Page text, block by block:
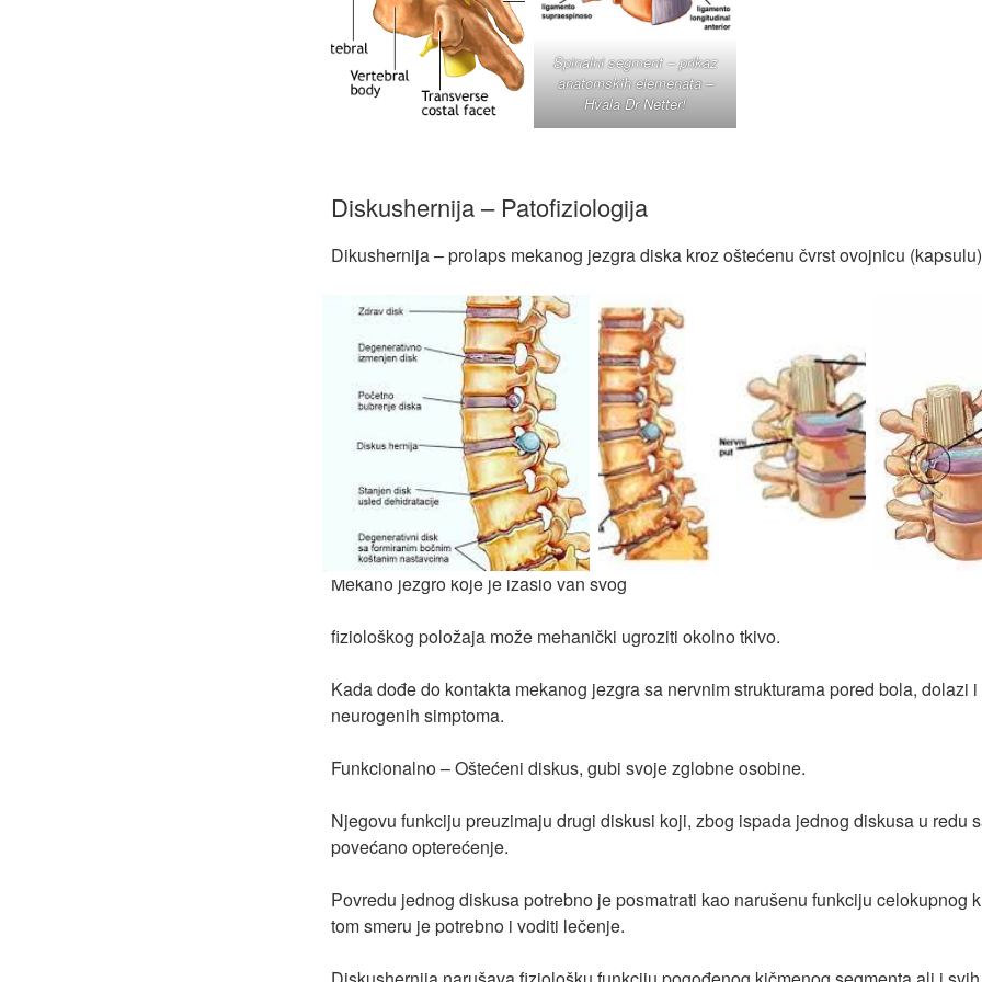
Spinalni segment – prikaz
anatomskih elemenata –
Hvala Dr Netter!
Diskushernija – Patofiziologija
Dikushernija – prolaps mekanog jezgra diska kroz oštećenu čvrst ovojnicu
Mekano jezgro koje je izašlo van svog
fiziološkog položaja može mehanički ugroziti okolno tkivo.
Kada dođe do kontakta mekanog jezgra sa nervnim strukturama pored bola, dolazi
neurogenih simptoma.
Funkcionalno – Oštećeni diskus, gubi svoje zglobne osobine.
Njegovu funkciju preuzimaju drugi diskusi koji, zbog ispada jednog diskusa u redu
povećano opterećenje.
Povredu jednog diskusa potrebno je posmatrati kao narušenu funkciju celokupnog
tom smeru je potrebno i voditi lečenje.